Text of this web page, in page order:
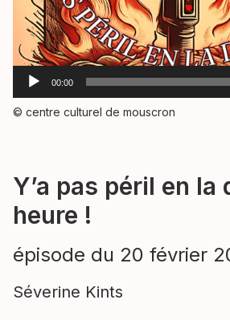
Lecteur
audio
00:00
© centre culturel de mouscron
Y’a pas péril en la
heure !
épisode du 20 février
Séverine Kints